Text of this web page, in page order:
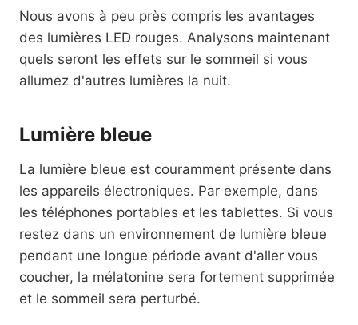
Nous avons à peu près compris les avantages
des lumières LED rouges. Analysons maintenant
quels seront les effets sur le sommeil si vous
allumez d'autres lumières la nuit.
Lumière bleue
La lumière bleue est couramment présente dans
les appareils électroniques. Par exemple, dans
les téléphones portables et les tablettes. Si vous
restez dans un environnement de lumière bleue
pendant une longue période avant d'aller vous
coucher, la mélatonine sera fortement supprimée
et le sommeil sera perturbé.